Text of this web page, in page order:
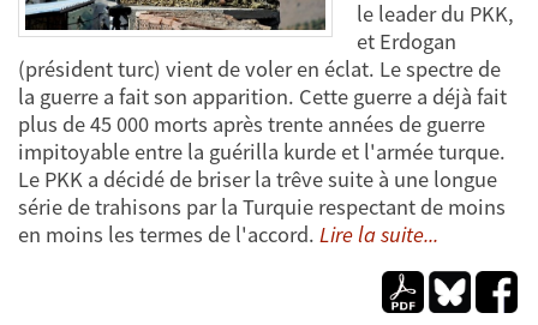
le leader du PKK,
et Erdogan
(président turc) vient de voler en éclat. Le spectre de
la guerre a fait son apparition. Cette guerre a déjà fait
plus de 45 000 morts après trente années de guerre
impitoyable entre la guérilla kurde et l'armée turque.
Le PKK a décidé de briser la trêve suite à une longue
série de trahisons par la Turquie respectant de moins
en moins les termes de l'accord. Lire la suite...